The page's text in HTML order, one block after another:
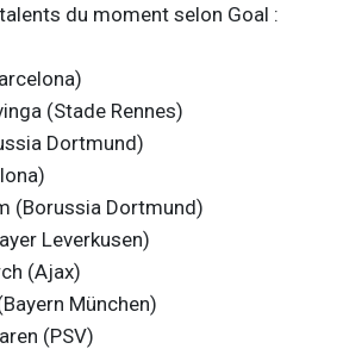
du moment selon Goal :
(Stade Rennes)
Dortmund)
(Borussia Dortmund)
Leverkusen)
(Ajax)
München)
(PSV)